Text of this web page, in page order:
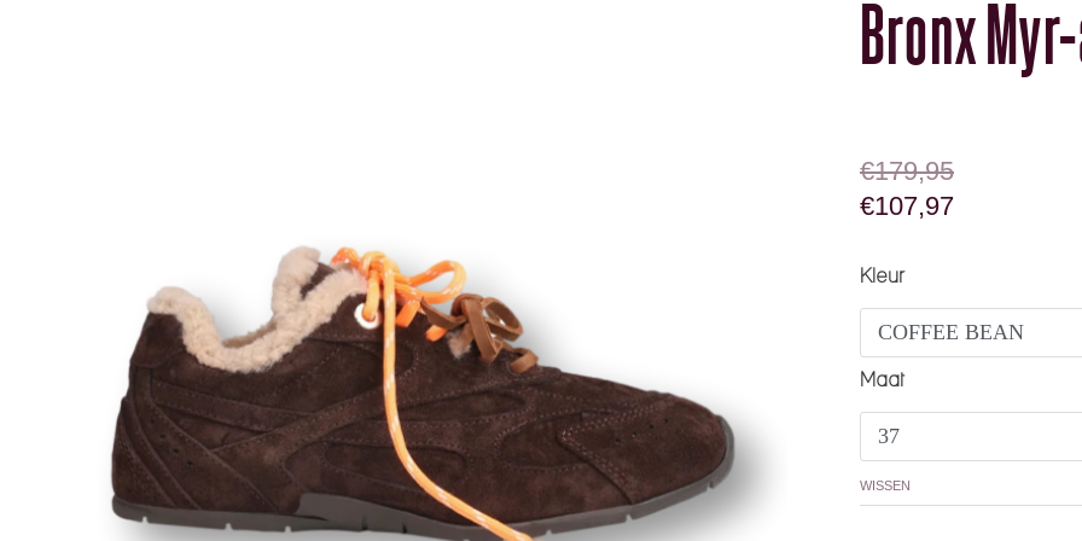
Bronx
€179,95
€107,97
HUIDIGE PRIJS
Kleur
Maat
WISSEN
Bronx Myr-aa 66647-c